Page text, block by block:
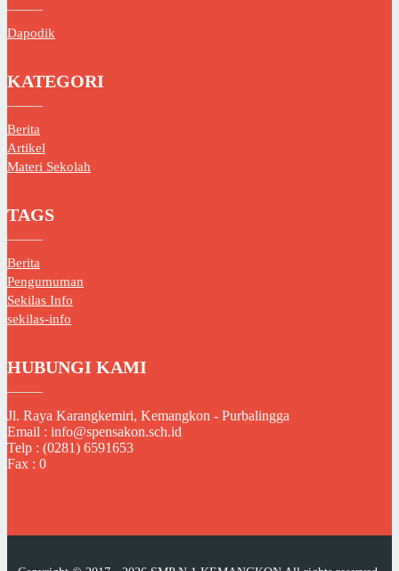
Dapodik
KATEGORI
Berita
Artikel
Materi Sekolah
TAGS
Berita
Pengumuman
Sekilas Info
sekilas-info
HUBUNGI KAMI
Jl. Raya Karangkemiri, Kemangkon - Purbalingga
Email : info@spensakon.sch.id
Telp : (0281) 6591653
Fax : 0